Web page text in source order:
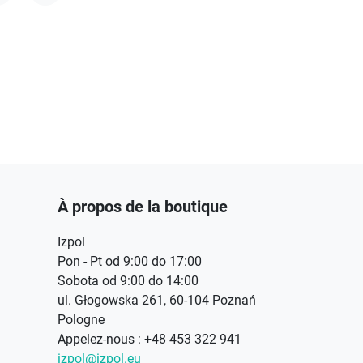
À propos de la boutique
Izpol
Pon - Pt od 9:00 do 17:00
Sobota od 9:00 do 14:00
ul. Głogowska 261, 60-104 Poznań
Pologne
Appelez-nous : +48 453 322 941
izpol@izpol.eu